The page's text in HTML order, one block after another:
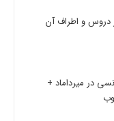
و اطراف آن
در میرداماد +